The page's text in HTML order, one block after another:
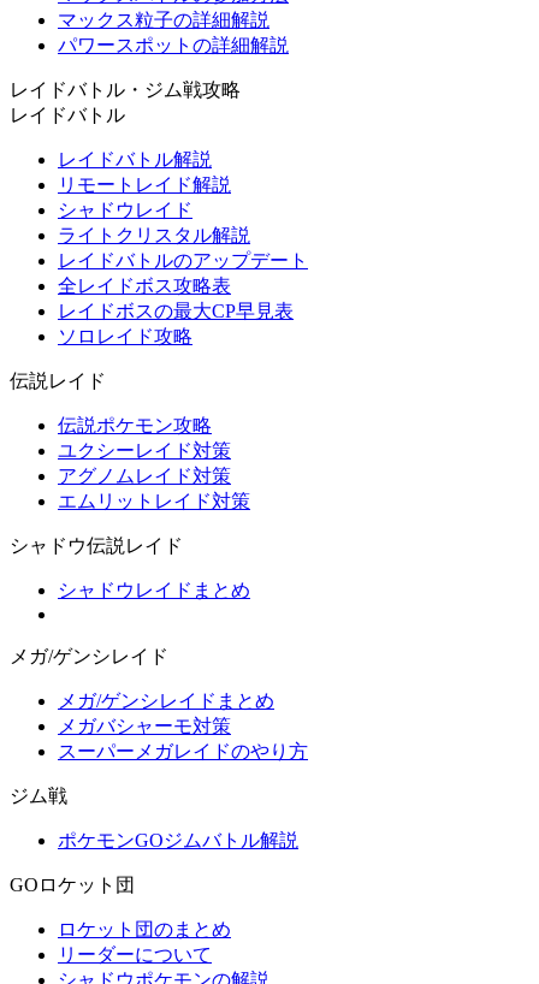
マックス粒子の詳細解説
パワースポットの詳細解説
レイドバトル・ジム戦攻略
レイドバトル
レイドバトル解説
リモートレイド解説
シャドウレイド
ライトクリスタル解説
レイドバトルのアップデート
全レイドボス攻略表
レイドボスの最大CP早見表
ソロレイド攻略
伝説レイド
伝説ポケモン攻略
ユクシーレイド対策
アグノムレイド対策
エムリットレイド対策
シャドウ伝説レイド
シャドウレイドまとめ
メガ/ゲンシレイド
メガ/ゲンシレイドまとめ
メガバシャーモ対策
スーパーメガレイドのやり方
ジム戦
ポケモンGOジムバトル解説
GOロケット団
ロケット団のまとめ
リーダーについて
シャドウポケモンの解説